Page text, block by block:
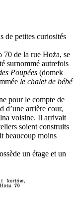
de petites curiosités
70 de la rue Hoża, se
surnommé autrefois
Poupées (domek
le chalet de bébé
pour le compte de
d’une arrière cour,
voisine. Il arrivait
soient construits
beaucoup moins
un étage et un